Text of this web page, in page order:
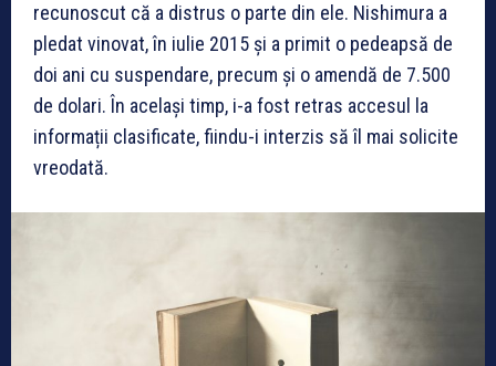
recunoscut că a distrus o parte din ele. Nishimura a
pledat vinovat, în iulie 2015 și a primit o pedeapsă de
doi ani cu suspendare, precum și o amendă de 7.500
de dolari. În același timp, i-a fost retras accesul la
informații clasificate, fiindu-i interzis să îl mai solicite
vreodată.